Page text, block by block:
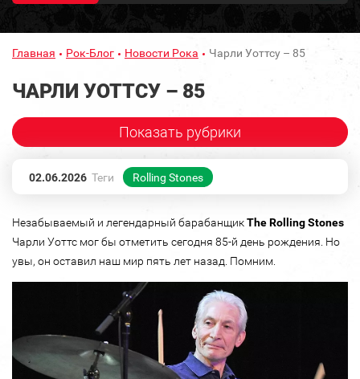
Главная Рок-Блог Новости Рока Чарли Уоттсу – 85
ЧАРЛИ УОТТСУ – 85
Показать рубрики
02.06.2026 Теги Rolling Stones
Незабываемый и легендарный барабанщикThe Rolling Stones
Чарли Уоттс мог бы отметить сегодня 85-й день рождения. Но
увы, он оставил наш мир пять лет назад. Помним.